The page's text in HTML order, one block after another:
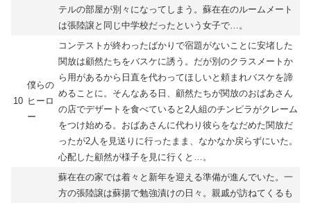
テルの部屋が別々になってしまう。蘇在在のルームメート
は張陸譲と同じ中学校だったという女子で…。
10
僕らの
ヒーロ
ー
コンテストが終わったばかりで宿題がないことに安堵した
関放は顧然たちをバスケに誘う。だが別のクラスメートか
ら用があるから日直を代わってほしいと頼まれバスケを諦
めることに。そんなある日、顧然たちが関放のおばあさん
の店でデザートを食べていると2人組のチンピラがクレーム
をつけ始める。おばあさんに代わり彼らをなだめた関放だ
ったが2人を見送りに行ったまま、なかなか戻らずにいた。
心配した顧然が様子を見に行くと…。
蘇在在の家では着々と新年を迎える準備が進んでいた。一
方の張陸譲は蘇揚で勉強漬けの日々。親戚が訪ねてくるも